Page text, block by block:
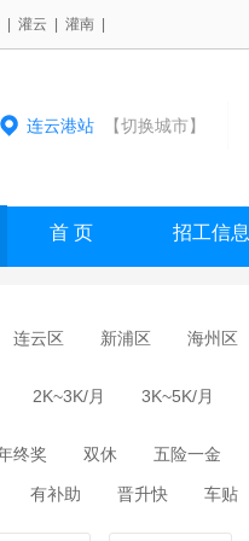
灌云 灌南
连云港站【切换城市】
首 页 招工信息
连云区 新浦区 海州区
2K~3K/月 3K~5K/月
终奖 双休 五险一金
有补助 晋升快 车贴